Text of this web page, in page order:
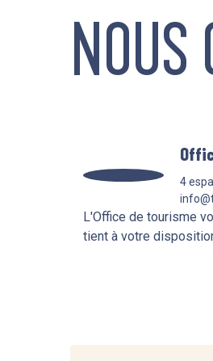
NOUS
4
L'Office de tourisme
tient à votre